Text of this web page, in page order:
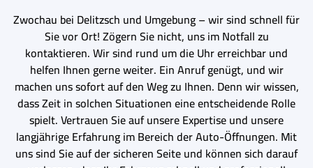
Zwochau bei Delitzsch und Umgebung – wir sind schnell für
Sie vor Ort! Zögern Sie nicht, uns im Notfall zu
kontaktieren. Wir sind rund um die Uhr erreichbar und
helfen Ihnen gerne weiter. Ein Anruf genügt, und wir
machen uns sofort auf den Weg zu Ihnen. Denn wir wissen,
dass Zeit in solchen Situationen eine entscheidende Rolle
spielt. Vertrauen Sie auf unsere Expertise und unsere
langjährige Erfahrung im Bereich der Auto-Öffnungen. Mit
uns sind Sie auf der sicheren Seite und können sich darauf